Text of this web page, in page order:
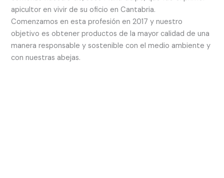
apicultor en vivir de su oficio en Cantabria.
Comenzamos en esta profesión en 2017 y nuestro
objetivo es obtener productos de la mayor calidad de una
manera responsable y sostenible con el medio ambiente y
con nuestras abejas.